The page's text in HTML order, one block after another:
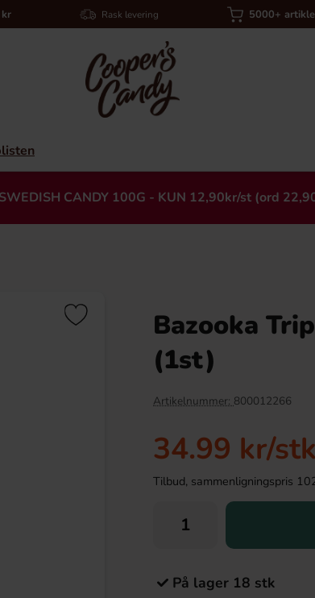
Rask levering 5000+
CANDY 100G - KUN 12,90kr/st (ord
Heading
Slush Puppie Freeze Dried Ballz 35g
Bazooka
(1st)
Artikelnummer: 800012266
34.99 kr/stk
Tilbud, sammenligningspris
På lager 18 stk